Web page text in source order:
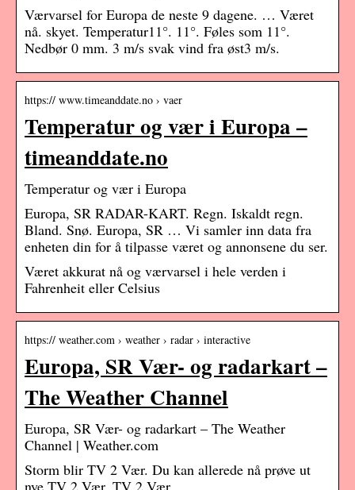
Værvarsel for Europa de neste 9 dagene. … Været
nå. skyet. Temperatur11°. 11°. Føles som 11°.
Nedbør 0 mm. 3 m/s svak vind fra øst3 m/s.
https:// www.timeanddate.no › vaer
Temperatur og vær i Europa –
timeanddate.no
Temperatur og vær i Europa
Europa, SR RADAR-KART. Regn. Iskaldt regn.
Bland. Snø. Europa, SR … Vi samler inn data fra
enheten din for å tilpasse været og annonsene du ser.
Været akkurat nå og værvarsel i hele verden i
Fahrenheit eller Celsius
https:// weather.com › weather › radar › interactive
Europa, SR Vær- og radarkart –
The Weather Channel
Europa, SR Vær- og radarkart – The Weather
Channel | Weather.com
Storm blir TV 2 Vær. Du kan allerede nå prøve ut